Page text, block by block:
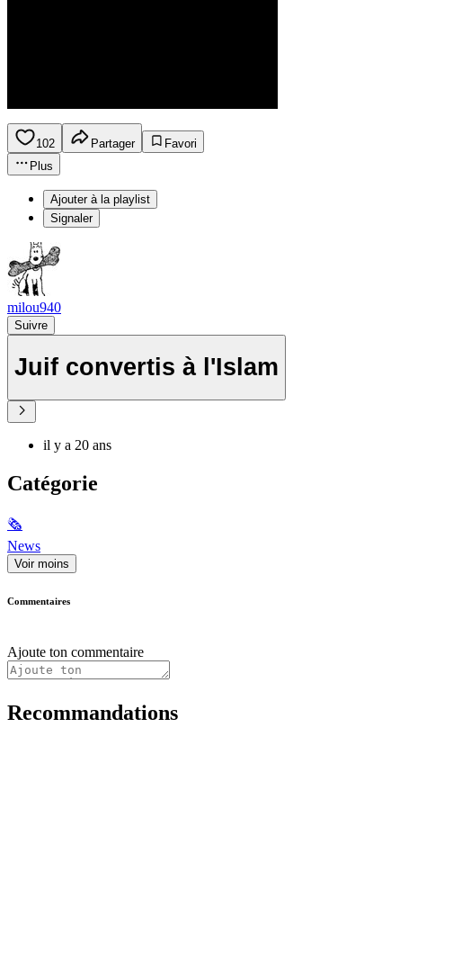
102 Partager
Favori
Plus
Ajouter à la playlist
Signaler
milou940
Suivre
Juif convertis à l'Islam
il y a 20 ans
Catégorie
🗞
News
Voir moins
Commentaires
Ajoute ton commentaire
Recommandations